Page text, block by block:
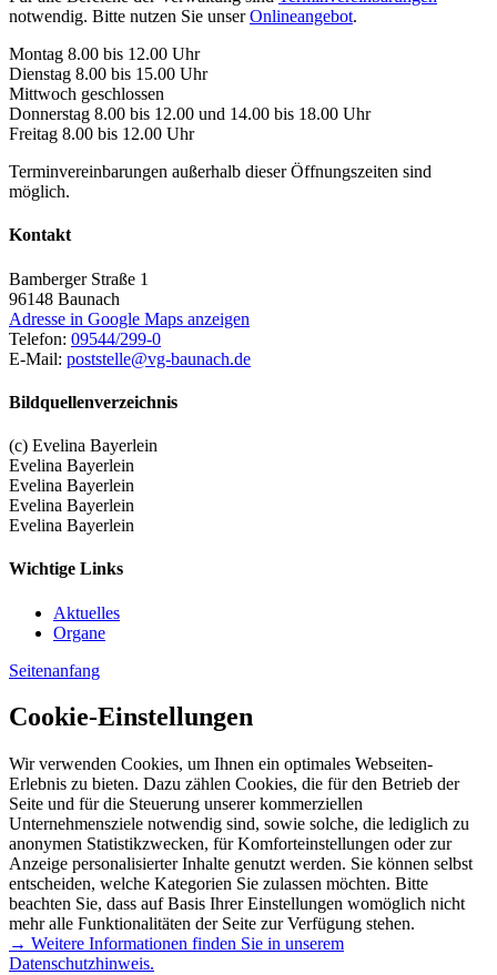
notwendig. Bitte nutzen Sie unserOnlineangebot.
Montag 8.00 bis 12.00 Uhr
Dienstag 8.00 bis 15.00 Uhr
Mittwoch geschlossen
Donnerstag 8.00 bis 12.00 und 14.00 bis 18.00 Uhr
Freitag 8.00 bis 12.00 Uhr
Terminvereinbarungen außerhalb dieser Öffnungszeiten sind
möglich.
Kontakt
Bamberger Straße 1
96148 Baunach
Adresse in Google Maps anzeigen
Telefon: 09544/299-0
E-Mail: poststelle@vg-baunach.de
Bildquellenverzeichnis
(c) Evelina Bayerlein
Evelina Bayerlein
Evelina Bayerlein
Evelina Bayerlein
Evelina Bayerlein
Wichtige Links
Aktuelles
Organe
Seitenanfang
Cookie-Einstellungen
Wir verwenden Cookies, um Ihnen ein optimales Webseiten-
Erlebnis zu bieten. Dazu zählen Cookies, die für den Betrieb der
Seite und für die Steuerung unserer kommerziellen
Unternehmensziele notwendig sind, sowie solche, die lediglich zu
anonymen Statistikzwecken, für Komforteinstellungen oder zur
Anzeige personalisierter Inhalte genutzt werden. Sie können selbst
entscheiden, welche Kategorien Sie zulassen möchten. Bitte
beachten Sie, dass auf Basis Ihrer Einstellungen womöglich nicht
mehr alle Funktionalitäten der Seite zur Verfügung stehen.
→ Weitere Informationen finden Sie in unserem
Datenschutzhinweis.